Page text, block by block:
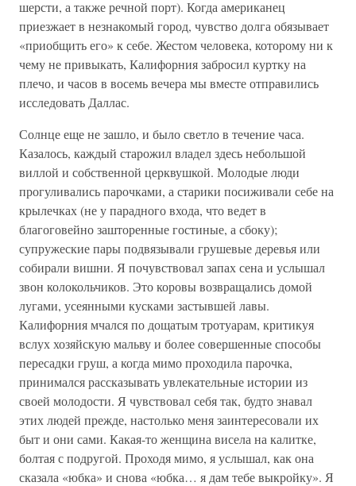
шерсти, а также речной порт). Когда американец
приезжает в незнакомый город, чувство долга обязывает
«приобщить его» к себе. Жестом человека, которому ни к
чему не привыкать, Калифорния забросил куртку на
плечо, и часов в восемь вечера мы вместе отправились
исследовать Даллас.
Солнце еще не зашло, и было светло в течение часа.
Казалось, каждый старожил владел здесь небольшой
виллой и собственной церквушкой. Молодые люди
прогуливались парочками, а старики посиживали себе на
крылечках (не у парадного входа, что ведет в
благоговейно зашторенные гостиные, а сбоку);
супружеские пары подвязывали грушевые деревья или
собирали вишни. Я почувствовал запах сена и услышал
звон колокольчиков. Это коровы возвращались домой
лугами, усеянными кусками застывшей лавы.
Калифорния мчался по дощатым тротуарам, критикуя
вслух хозяйскую мальву и более совершенные способы
пересадки груш, а когда мимо проходила парочка,
принимался рассказывать увлекательные истории из
своей молодости. Я чувствовал себя так, будто знавал
этих людей прежде, настолько меня заинтересовали их
быт и они сами. Какая-то женщина висела на калитке,
болтая с подругой. Проходя мимо, я услышал, как она
сказала «юбка» и снова «юбка… я дам тебе выкройку». Я